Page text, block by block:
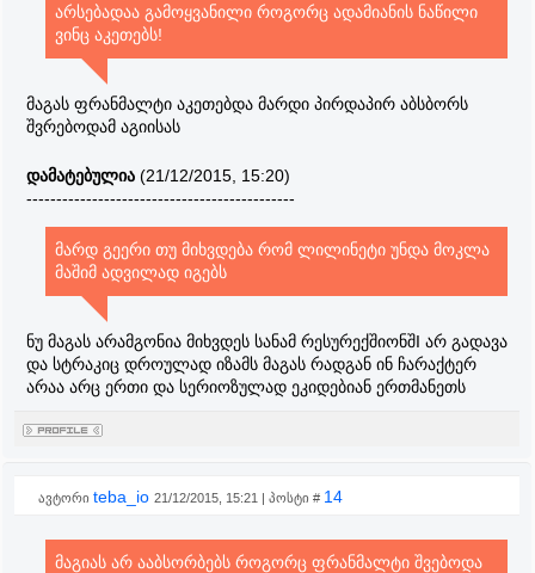
არსებადაა გამოყვანილი როგორც ადამიანის ნაწილი
ვინც აკეთებს!
მაგას ფრანმალტი აკეთებდა მარდი პირდაპირ აბსბორს
შვრებოდამ აგიისას
დამატებულია (21/12/2015, 15:20)
---------------------------------------------
მარდ გეერი თუ მიხვდება რომ ლილინეტი უნდა მოკლა
მაშიმ ადვილად იგებს
ნუ მაგას არამგონია მიხვდეს სანამ რესურექშიონშI არ გადავა
და სტრაკიც დროულად იზამს მაგას რადგან ინ ჩარაქტერ
არაა არც ერთი და სერიოზულად ეკიდებიან ერთმანეთს
ავტორი teba_io 21/12/2015, 15:21 | პოსტი # 14
მაგიას არ ააბსორბებს როგორც ფრანმალტი შვებოდა